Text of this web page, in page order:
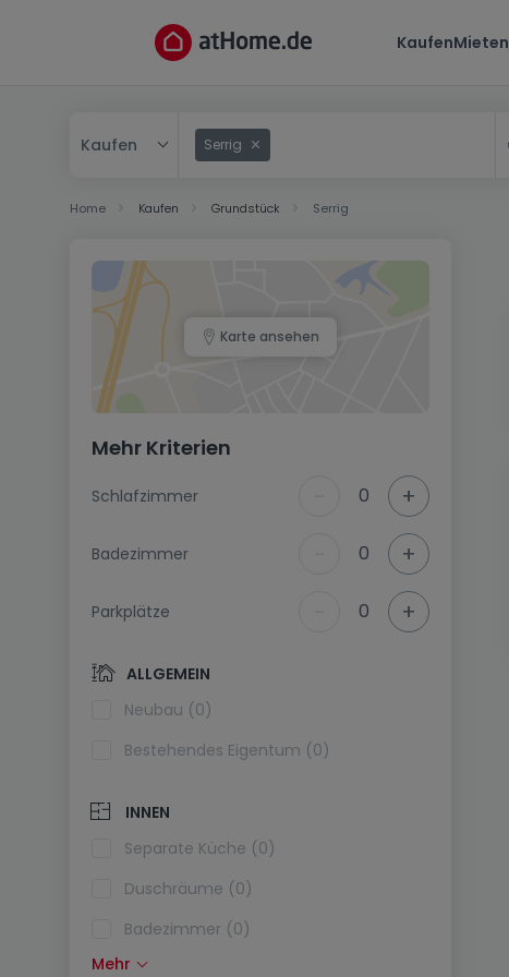
KaufenMieten
Kaufen Serrig
Home Kaufen Grundstück Serrig
Karte ansehen
Mehr Kriterien
Schlafzimmer 0 +
Badezimmer 0 +
Parkplätze 0 +
ALLGEMEIN
Neubau (0)
Bestehendes Eigentum (0)
INNEN
Separate Küche (0)
Duschräume (0)
Badezimmer (0)
Einbauküche (0)
Mehr